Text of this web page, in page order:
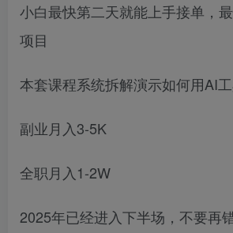
小白最快第二天就能上手接单，
项目
本套课程系统拆解演示如何用AI
副业月入3-5K
全职月入1-2W
2025年已经进入下半场，不要再